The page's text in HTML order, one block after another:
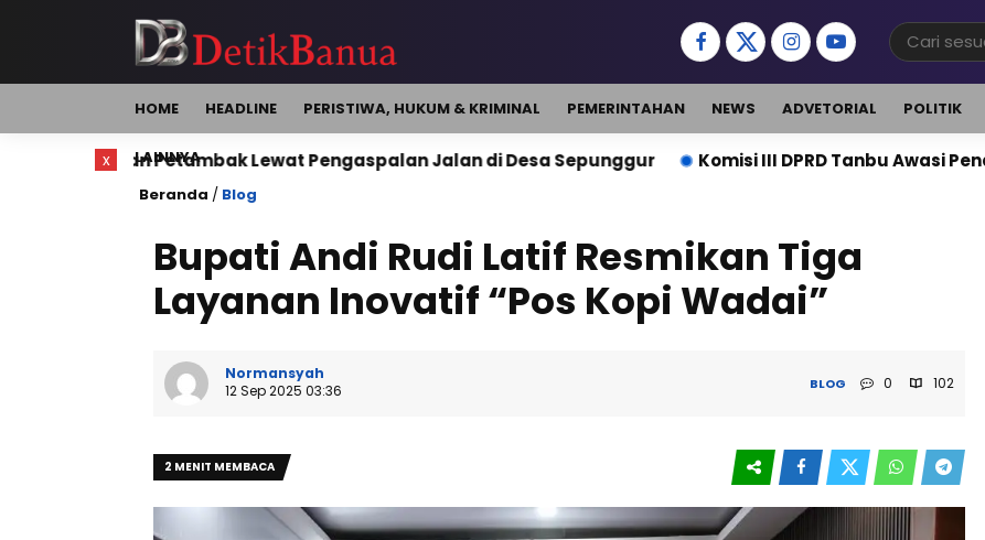
HOME HEADLINE PERISTIWA, HUKUM & KRIMINAL PEMERINTAHAN NEWS ADVETORIAL POLITIK
LAINNYA
Lewat Pengaspalan Jalan di Desa Sepunggur Komisi III DPRD Tanbu Awasi Penanganan Debu
Beranda / Blog
Bupati Andi Rudi Latif Resmikan Tiga
Layanan Inovatif “Pos Kopi Wadai”
Normansyah
12 Sep 2025 03:36
BLOG 0 102
2 MENIT MEMBACA
x